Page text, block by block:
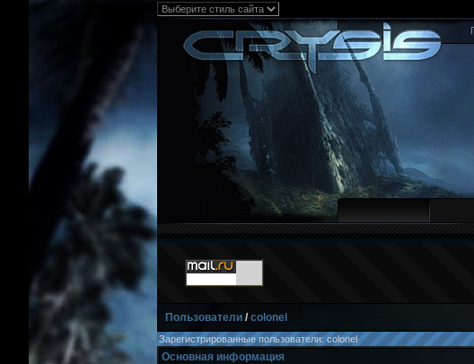
Пользователи/colonel
Зарегистрированные пользователи: colonel
Основная информация